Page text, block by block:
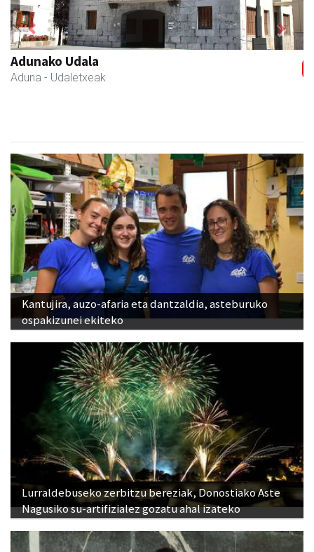
Francisco Mendikute
Andoain - Harategiak
Previous Next
Kantujira, auzo-afaria eta dantzaldia, asteburuko
ospakizunei ekiteko
Lurraldebuseko zerbitzu bereziak, Donostiako Aste
Nagusiko su-artifizialez gozatu ahal izateko